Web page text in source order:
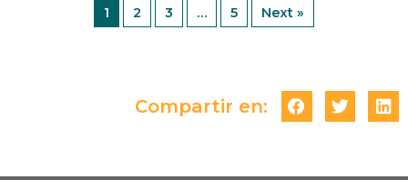
1 2 3 … 5 Next »
Compartir en: